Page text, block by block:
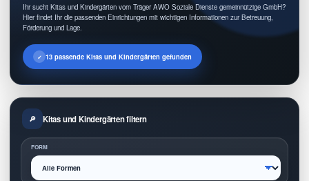
Ihr sucht Kitas und Kindergärten vom Träger AWO Soziale Dienste gemeinnützige GmbH?
Hier findet Ihr die passenden Einrichtungen mit wichtigen Informationen zur Betreuung,
Förderung und Lage.
13 passende Kitas und Kindergärten gefunden
Kitas und Kindergärten filtern
FORM